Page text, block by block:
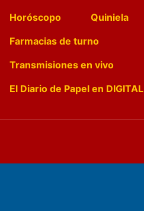
Horóscopo
Quiniela
Farmacias de turno
Transmisiones en vivo
El Diario de Papel en DIGITAL